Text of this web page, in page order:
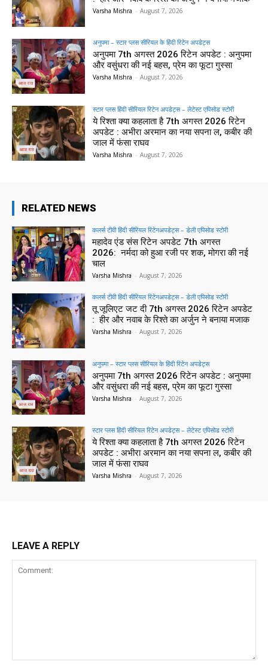
Varsha Mishra - August 7, 2026
अनुपमा – स्टार प्लस सीरियल के हिंदी रिटेन अपडेट्स
अनुपमा 7th अगस्त 2026 रिटेन अपडेट : अनुपमा
और वसुंधरा की नई बहस, प्रेम का फूटा गुस्सा
Varsha Mishra - August 7, 2026
स्टार प्लस हिंदी सीरियल रिटेन अपडेट्स – लेटेस्ट एपिसोड स्टोरी
ये रिश्ता क्या कहलाता है 7th अगस्त 2026 रिटेन
अपडेट : अभीरा अरमान का नया सपना ल, कबीर की
जाल में फंसा राघव
Varsha Mishra - August 7, 2026
RELATED NEWS
कलर्स टीवी हिंदी सीरियल रिटेनअपडेट्स – डेली एपिसोड स्टोरी
महादेव एंड संस रिटेन अपडेट 7th अगस्त
2026: नर्मदा को हुआ रजी पर शक, मोगरा की नई
चाल
Varsha Mishra - August 7, 2026
कलर्स टीवी हिंदी सीरियल रिटेनअपडेट्स – डेली एपिसोड स्टोरी
तू जूलिएट जट दी 7th अगस्त 2026 रिटेन अपडेट
: हीर और नवाब के रिश्ते का अर्जुन ने बनाया मजाक
Varsha Mishra - August 7, 2026
अनुपमा – स्टार प्लस सीरियल के हिंदी रिटेन अपडेट्स
अनुपमा 7th अगस्त 2026 रिटेन अपडेट : अनुपमा
और वसुंधरा की नई बहस, प्रेम का फूटा गुस्सा
Varsha Mishra - August 7, 2026
स्टार प्लस हिंदी सीरियल रिटेन अपडेट्स – लेटेस्ट एपिसोड स्टोरी
ये रिश्ता क्या कहलाता है 7th अगस्त 2026 रिटेन
अपडेट : अभीरा अरमान का नया सपना ल, कबीर की
जाल में फंसा राघव
Varsha Mishra - August 7, 2026
LEAVE A REPLY